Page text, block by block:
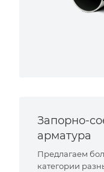
Запорно-
арматура
Предлагаем
категории